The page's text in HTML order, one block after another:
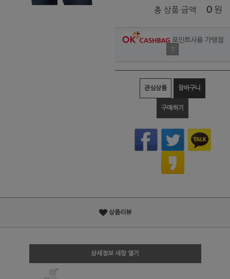
총 상품 금액 0 원
포인트사용 가맹점
?
관심상품 장바구니
구매하기
상품리뷰
상세정보 새창 열기